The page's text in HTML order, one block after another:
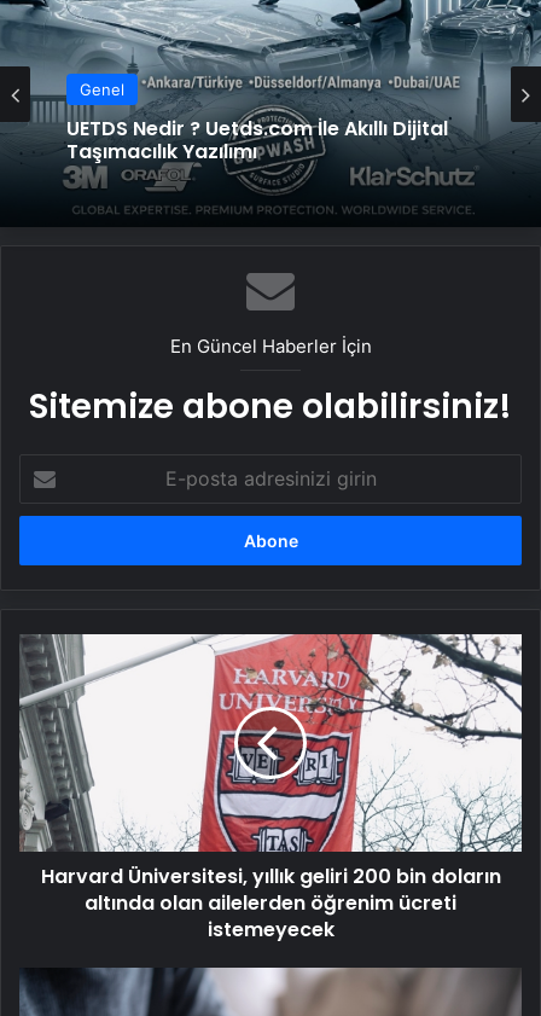
Genel
UETDS Nedir ? Uetds.com İle Akıllı Dijital
Taşımacılık Yazılımı
En Güncel Haberler İçin
Sitemize abone olabilirsiniz!
posta
adresinizi
Harvard
Üniversitesi,
yıllık
geliri
200
bin
doların
altında
olan
ailelerden
Harvard Üniversitesi, yıllık geliri 200 bin doların
altında olan ailelerden öğrenim ücreti
istemeyecek
Nokta
işareti